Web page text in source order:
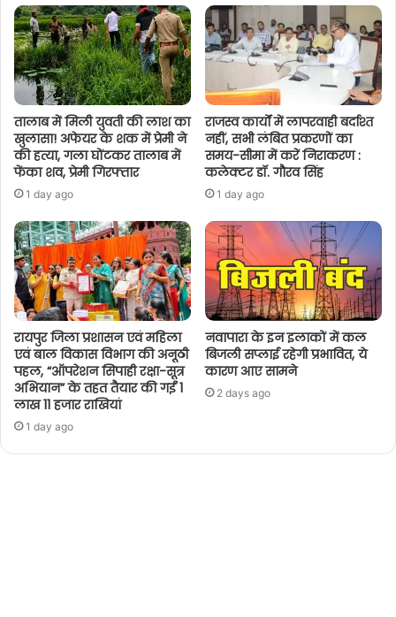
तालाब में मिली युवती की लाश का
खुलासा! अफेयर के शक में प्रेमी ने
की हत्या, गला घोंटकर तालाब में
फेंका शव, प्रेमी गिरफ्तार
1 day ago
राजस्व कार्यों में लापरवाही बर्दाश्त
नहीं, सभी लंबित प्रकरणों का
समय-सीमा में करें निराकरण :
कलेक्टर डॉ. गौरव सिंह
1 day ago
रायपुर जिला प्रशासन एवं महिला
एवं बाल विकास विभाग की अनूठी
पहल, “ऑपरेशन सिपाही रक्षा-सूत्र
अभियान” के तहत तैयार की गईं 1
लाख 11 हजार राखियां
1 day ago
नवापारा के इन इलाकों में कल
बिजली सप्लाई रहेगी प्रभावित, ये
कारण आए सामने
2 days ago